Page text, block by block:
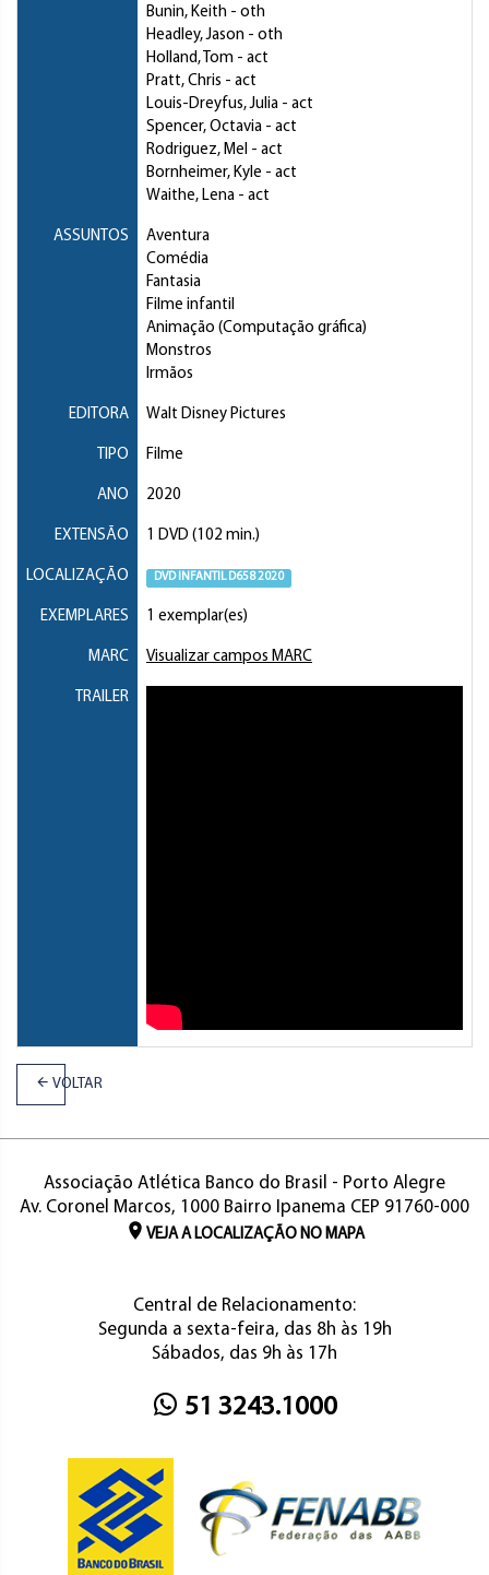
Bunin, Keith - oth
Headley, Jason - oth
Holland, Tom - act
Pratt, Chris - act
Louis-Dreyfus, Julia - act
Spencer, Octavia - act
Rodriguez, Mel - act
Bornheimer, Kyle - act
Waithe, Lena - act
ASSUNTOS
Aventura
Comédia
Fantasia
Filme infantil
Animação (Computação gráfica)
Monstros
Irmãos
EDITORA Walt Disney Pictures
TIPO Filme
ANO 2020
EXTENSÃO 1 DVD (102 min.)
LOCALIZAÇÃO DVD INFANTIL D658 2020
EXEMPLARES 1 exemplar(es)
MARC Visualizar campos MARC
TRAILER
VOLTAR
Associação Atlética Banco do Brasil - Porto Alegre
Av. Coronel Marcos, 1000 Bairro Ipanema CEP 91760-000
VEJA A LOCALIZAÇÃO NO MAPA
Central de Relacionamento:
Segunda a sexta-feira, das 8h às 19h
Sábados, das 9h às 17h
51 3243.1000